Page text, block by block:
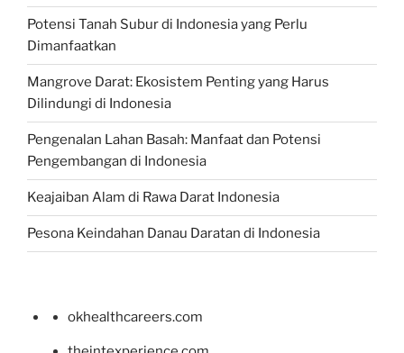
Potensi Tanah Subur di Indonesia yang Perlu
Dimanfaatkan
Mangrove Darat: Ekosistem Penting yang Harus
Dilindungi di Indonesia
Pengenalan Lahan Basah: Manfaat dan Potensi
Pengembangan di Indonesia
Keajaiban Alam di Rawa Darat Indonesia
Pesona Keindahan Danau Daratan di Indonesia
okhealthcareers.com